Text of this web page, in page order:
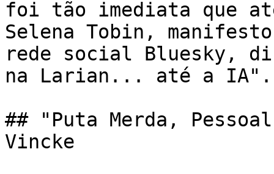
foi tão imediata que
Selena Tobin,
rede social Bluesky,
na Larian... até a IA".
## "Puta Merda,
Vincke